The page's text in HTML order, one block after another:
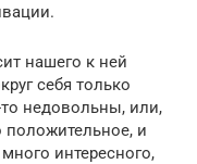
нашего к ней
себя только
то недовольны, или,
положительное, и
интересного,